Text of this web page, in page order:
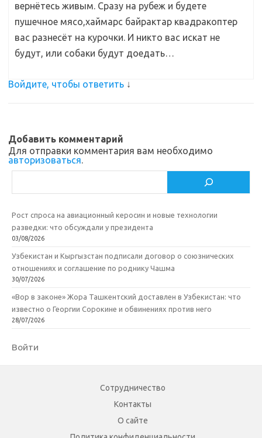
вернётесь живым. Сразу на рубеж и будете
пушечное мясо,хаймарс байрактар квадракоптер
вас разнесёт на курочки. И никто вас искат не
будут, или собаки будут доедать…
Войдите, чтобы ответить ↓
Добавить комментарий
Для отправки комментария вам необходимо
авторизоваться.
Рост спроса на авиационный керосин и новые технологии
разведки: что обсуждали у президента
03/08/2026
Узбекистан и Кыргызстан подписали договор о союзнических
отношениях и соглашение по роднику Чашма
30/07/2026
«Вор в законе» Жора Ташкентский доставлен в Узбекистан: что
известно о Георгии Сорокине и обвинениях против него
28/07/2026
Войти
Сотрудничество
Контакты
О сайте